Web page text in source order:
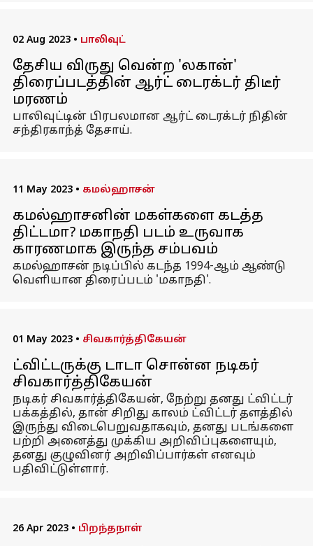
02 Aug 2023 • பாலிவுட்
தேசிய விருது வென்ற 'லகான்'
திரைப்படத்தின் ஆர்ட் டைரக்டர் திடீர்
மரணம்
பாலிவுட்டின் பிரபலமான ஆர்ட் டைரக்டர் நிதின்
சந்திரகாந்த் தேசாய்.
11 May 2023 • கமல்ஹாசன்
கமல்ஹாசனின் மகள்களை கடத்த
திட்டமா? மகாநதி படம் உருவாக
காரணமாக இருந்த சம்பவம்
கமல்ஹாசன் நடிப்பில் கடந்த 1994-ஆம் ஆண்டு
வெளியான திரைப்படம் 'மகாநதி'.
01 May 2023 • சிவகார்த்திகேயன்
ட்விட்டருக்கு டாடா சொன்ன நடிகர்
சிவகார்த்திகேயன்
நடிகர் சிவகார்த்திகேயன், நேற்று தனது ட்விட்டர்
பக்கத்தில், தான் சிறிது காலம் ட்விட்டர் தளத்தில்
இருந்து விடைபெறுவதாகவும், தனது படங்களை
பற்றி அனைத்து முக்கிய அறிவிப்புகளையும்,
தனது குழுவினர் அறிவிப்பார்கள் எனவும்
பதிவிட்டுள்ளார்.
26 Apr 2023 • பிறந்தநாள்